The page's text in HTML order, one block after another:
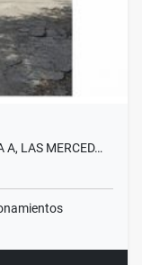
A, LAS MERCED…